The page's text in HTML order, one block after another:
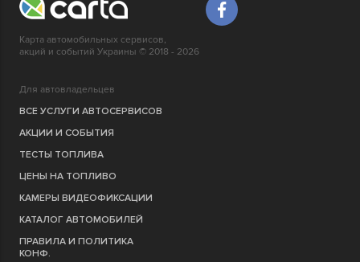
Карта автомобильных сервисов,
акций и событий Украины © 2018 - 2026
Для автовладельцев
ВСЕ УСЛУГИ АВТОСЕРВИСОВ
АКЦИИ И СОБЫТИЯ
ТЕСТЫ ТОПЛИВА
ЦЕНЫ НА ТОПЛИВО
КАМЕРЫ ВИДЕОФИКСАЦИИ
КАТАЛОГ АВТОМОБИЛЕЙ
ПРАВИЛА И ПОЛИТИКА
КОНФ.